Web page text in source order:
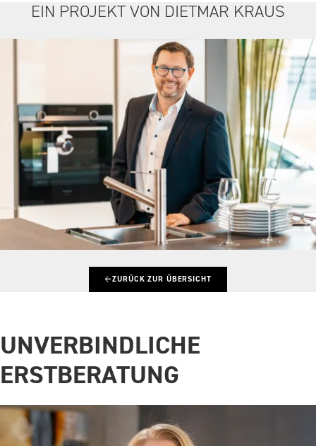
EIN PROJEKT VON DIETMAR KRAUS
←ZURÜCK ZUR ÜBERSICHT
UNVERBINDLICHE
ERSTBERATUNG